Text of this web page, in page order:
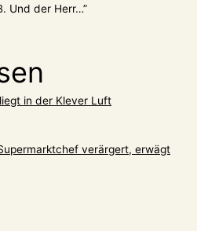
Und der Herr…”
in der Klever Luft
verärgert, erwägt